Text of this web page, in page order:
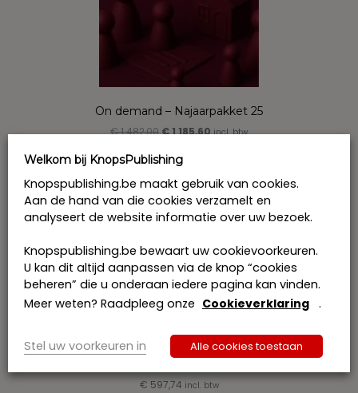
On demand – Najaarpakket 25
€1 482,00 Oorspronkelijke
was:
482,00.
€1 185,60 Huidige
185,60.
incl. btw
Bestel
On demand – Onroerende goederen in
€ 597,74 incl. btw
Welkom bij KnopsPublishing
Knopspublishing.be maakt gebruik van cookies.
Aan de hand van die cookies verzamelt en
analyseert de website informatie over uw bezoek.
Knopspublishing.be bewaart uw cookievoorkeuren.
U kan dit altijd aanpassen via de knop “cookies
beheren” die u onderaan iedere pagina kan vinden.
Meer weten? Raadpleeg onze Cookieverklaring .
Stel uw voorkeuren in Alle cookies toestaan